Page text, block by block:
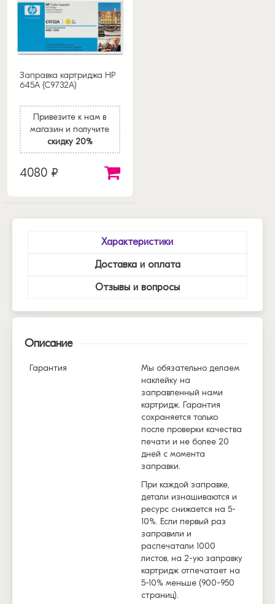
Заправка картриджа HP
645A (C9732A)
Привезите к нам в
магазин и получите
скидку 20%
4080 ₽
Характеристики
Доставка и оплата
Отзывы и вопросы
Описание
Гарантия
Мы обязательно делаем
наклейку на
заправленный нами
картридж. Гарантия
сохраняется только
после проверки качества
печати и не более 20
дней с момента
заправки.
При каждой заправке,
детали изнашиваются и
ресурс снижается на 5-
10%. Если первый раз
заправили и
распечатали 1000
листов, на 2-ую заправку
картридж отпечатает на
5-10% меньше (900-950
страниц).